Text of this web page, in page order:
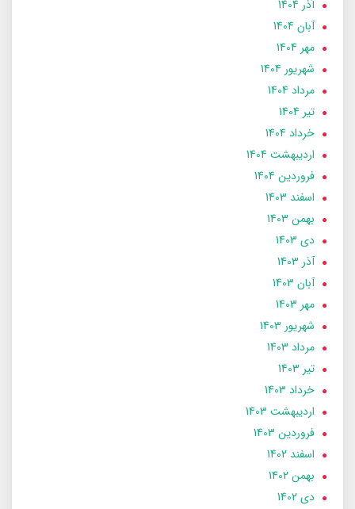
آذر 1404
آبان 1404
مهر 1404
شهریور 1404
مرداد 1404
تير 1404
خرداد 1404
ارديبهشت 1404
فروردین 1404
اسفند 1403
بهمن 1403
دی 1403
آذر 1403
آبان 1403
مهر 1403
شهریور 1403
مرداد 1403
تير 1403
خرداد 1403
ارديبهشت 1403
فروردین 1403
اسفند 1402
بهمن 1402
دی 1402